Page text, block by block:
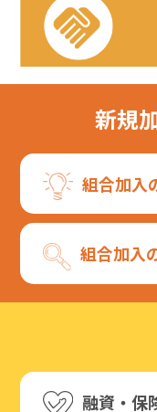
新規
組合加入
組合加入
融資・保